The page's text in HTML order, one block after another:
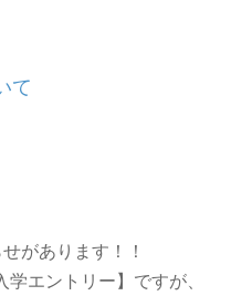
て
があります！！
エントリー】ですが、